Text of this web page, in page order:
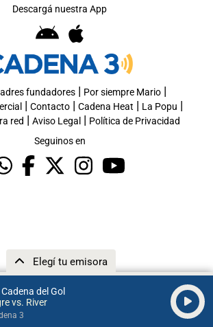
del Gol
vs. River
3
Elegí tu emisora
Descargá nuestra App
fundadores| Por siempre Mario|
| Contacto| Cadena Heat | La Popu |
red | Aviso Legal | Política de Privacidad
Seguinos en